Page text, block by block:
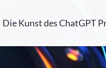
Die Kunst des ChatGPT